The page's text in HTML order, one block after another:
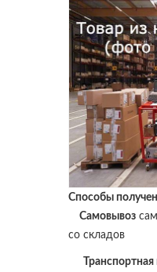
Способы
Самовывоз
со складов